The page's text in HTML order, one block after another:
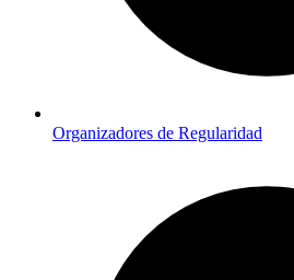
Organizadores de Regularidad